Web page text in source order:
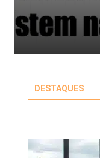
DESTAQUES